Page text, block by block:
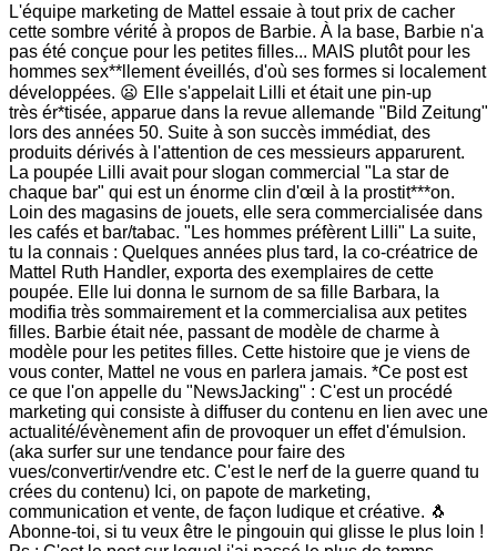
L'équipe marketing de Mattel essaie à tout prix de cacher
cette sombre vérité à propos de Barbie. À la base, Barbie n'a
pas été conçue pour les petites filles... MAIS plutôt pour les
hommes sex**llement éveillés, d'où ses formes si localement
développées. 😦 Elle s'appelait Lilli et était une pin-up
très ér*tisée, apparue dans la revue allemande "Bild Zeitung"
lors des années 50. Suite à son succès immédiat, des
produits dérivés à l'attention de ces messieurs apparurent.
La poupée Lilli avait pour slogan commercial "La star de
chaque bar" qui est un énorme clin d'œil à la prostit***on.
Loin des magasins de jouets, elle sera commercialisée dans
les cafés et bar/tabac. "Les hommes préfèrent Lilli" La suite,
tu la connais : Quelques années plus tard, la co-créatrice de
Mattel Ruth Handler, exporta des exemplaires de cette
poupée. Elle lui donna le surnom de sa fille Barbara, la
modifia très sommairement et la commercialisa aux petites
filles. Barbie était née, passant de modèle de charme à
modèle pour les petites filles. Cette histoire que je viens de
vous conter, Mattel ne vous en parlera jamais. *Ce post est
ce que l'on appelle du "NewsJacking" : C'est un procédé
marketing qui consiste à diffuser du contenu en lien avec une
actualité/évènement afin de provoquer un effet d'émulsion.
(aka surfer sur une tendance pour faire des
vues/convertir/vendre etc. C'est le nerf de la guerre quand tu
crées du contenu) Ici, on papote de marketing,
communication et vente, de façon ludique et créative. 🐧
Abonne-toi, si tu veux être le pingouin qui glisse le plus loin !